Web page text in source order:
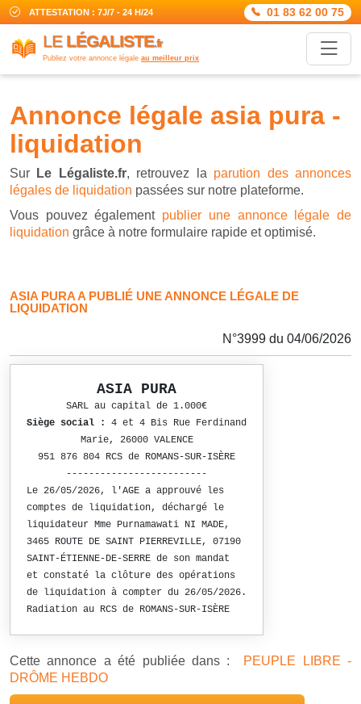
ATTESTATION : 7J/7 - 24 H/24 01 83 62 00 75
LE LÉGALISTE.fr
Publiez votre annonce légale au meilleur prix
annonce légale asia pura -
liquidation
Sur Le Légaliste.fr, retrouvez la parution des annonces
légales de liquidation passées sur notre plateforme.
Vous pouvez également publier une annonce légale de
liquidation grâce à notre formulaire rapide et optimisé.
ASIA PURA A PUBLIÉ UNE ANNONCE LÉGALE DE
LIQUIDATION
N°3999 du 04/06/2026
ASIA PURA
SARL au capital de 1.000€
Siège social : 4 et 4 Bis Rue Ferdinand
Marie, 26000 VALENCE
951 876 804 RCS de ROMANS-SUR-ISÈRE
-------------------------
Le 26/05/2026, l'AGE a approuvé les
comptes de liquidation, déchargé le
liquidateur Mme Purnamawati NI MADE,
3465 ROUTE DE SAINT PIERREVILLE, 07190
SAINT-ÉTIENNE-DE-SERRE de son mandat
et constaté la clôture des opérations
de liquidation à compter du 26/05/2026.
Radiation au RCS de ROMANS-SUR-ISÈRE
Cette annonce a été publiée dans :
PEUPLE LIBRE -
DRÔME HEBDO